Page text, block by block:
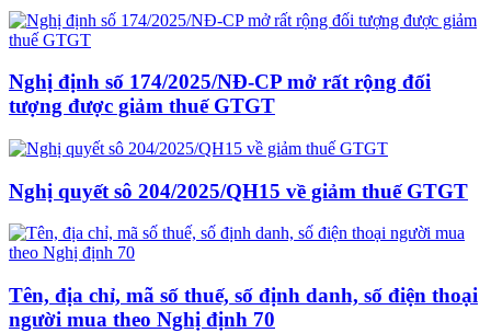
Nghị định số 174/2025/NĐ-CP mở rất rộng đối
tượng được giảm thuế GTGT
Nghị quyết sô 204/2025/QH15 về giảm thuế GTGT
Tên, địa chỉ, mã số thuế, số định danh, số điện thoại
người mua theo Nghị định 70